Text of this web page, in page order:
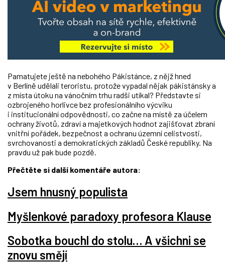
Pamatujete ještě na nebohého Pákistánce, z nějž hned
v Berlíně udělali teroristu, protože vypadal nějak pákistánsky a
z místa útoku na vánočním trhu radši utíkal? Představte si
ozbrojeného horlivce bez profesionálního výcviku
i institucionální odpovědnosti, co začne na místě za účelem
ochrany životů, zdraví a majetkových hodnot zajišťovat zbraní
vnitřní pořádek, bezpečnost a ochranu územní celistvosti,
svrchovanosti a demokratických základů České republiky. Na
pravdu už pak bude pozdě.
Přečtěte si další komentáře autora:
Jsem hnusný populista
Myšlenkové paradoxy profesora Klause
Sobotka bouchl do stolu… A všichni se
znovu smějí